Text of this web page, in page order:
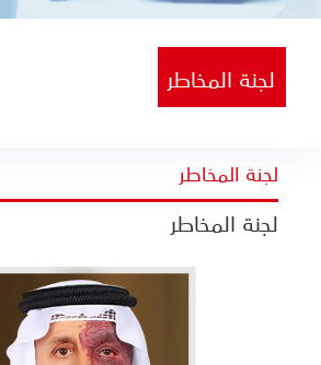
لجنة المخاطر
لجنة المخاطر
لجنة المخاطر